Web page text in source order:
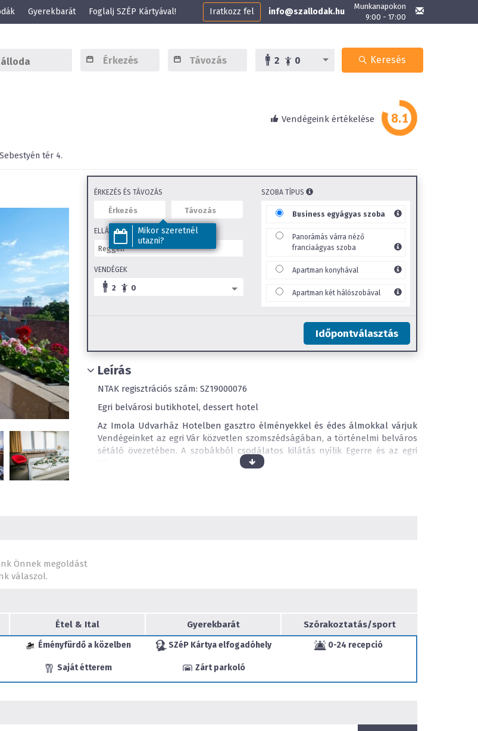
Gyerekbarát Foglalj SZÉP Kártyával! Iratkozz fel info@szallodak.hu
Munkanapokon
9:00 - 17:00
2 0 Keresés
Vendégeink értékelése
tér 4.
ÉRKEZÉS ÉS TÁVOZÁS
Mikor szeretnél
utazni?
ELLÁTÁS
VENDÉGEK
2 0
SZOBA TÍPUS
Business egyágyas szoba
Panorámás várra néző
franciaágyas szoba
Apartman konyhával
Apartman két hálószobával
Időpontválasztás
Leírás
NTAK regisztrációs szám: SZ19000076
Egri belvárosi butikhotel, dessert hotel
Az Imola Udvarház Hotelben gasztro élményekkel és édes álmokkal várjuk
Vendégeinket az egri Vár közvetlen szomszédságában, a történelmi belváros
sétáló övezetében. A szobákból csodálatos kilátás nyílik Egerre és az egri
tárgyaláshoz, ebédhez, vacsorához hangulatos éttermünket ajánljuk.
40 férőhelyes hotelünkben 25 fős teremkapacitás, kiváló technikai
felszereltség, csapatépítő, szabadidős és magas szintű gasztronómiai
programok állnak Vendégeink rendelkezésére családias, baráti légkörben,
Eger történelmi belvárosában.
Önnek megoldást
válaszol.
Étel & Ital Gyerekbarát Szórakoztatás/sport
Éményfürdő a közelben SZéP Kártya elfogadóhely 0-24 recepció
Saját étterem Zárt parkoló